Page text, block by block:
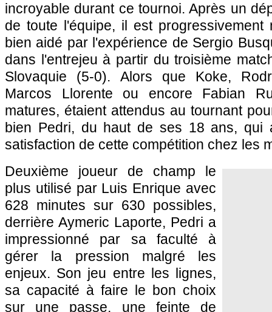
incroyable durant ce tournoi. Après un
de toute l'équipe, il est progressivement
bien aidé par l'expérience de Sergio
dans l'entrejeu à partir du troisième
Slovaquie (5-0). Alors que Koke,
Marcos Llorente ou encore Fabian
matures, étaient attendus au tournant
bien Pedri, du haut de ses 18 ans, qui
satisfaction de cette compétition chez les
Deuxième joueur de champ le
plus utilisé par Luis Enrique avec
628 minutes sur 630 possibles,
derrière Aymeric Laporte, Pedri a
impressionné par sa faculté à
gérer la pression malgré les
enjeux. Son jeu entre les lignes,
sa capacité à faire le bon choix
sur une passe, une feinte de